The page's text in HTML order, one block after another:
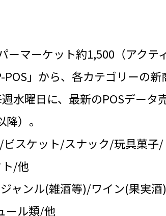
ーマーケット約1,500（アクテ
」から、各カテゴリーの新
水曜日に、最新のPOSデータ
）。
スケット/スナック/玩具菓子/
/他
ャンル(雑酒等)/ワイン(果実
ール類/他